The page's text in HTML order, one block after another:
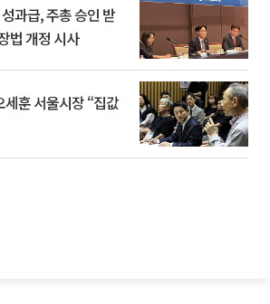
과급, 주총 승인 받
법 개정 시사
훈 서울시장 “집값